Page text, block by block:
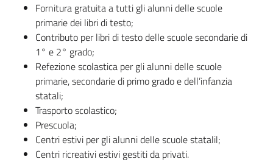
Fornitura gratuita a tutti gli alunni delle scuole
primarie dei libri di testo;
Contributo per libri di testo delle scuole secondarie di
1° e 2° grado;
Refezione scolastica per gli alunni delle scuole
primarie, secondarie di primo grado e dell’infanzia
statali;
Trasporto scolastico;
Prescuola;
Centri estivi per gli alunni delle scuole statalil;
Centri ricreativi estivi gestiti da privati.